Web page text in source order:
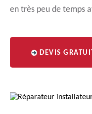
en très peu de temps
DEVIS